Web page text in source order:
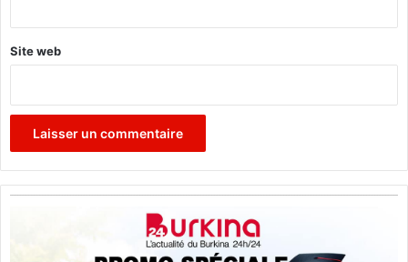
Site web